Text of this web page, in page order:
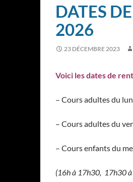
DATES
2026
23 DÉCEMBRE 2023
Voici les dates de
– Cours adultes du
– Cours adultes du
– Cours enfants du
(16h à 17h30, 17h30